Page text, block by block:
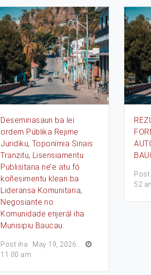
Deseminasaun ba lei
ordem Públika Rejime
Juridiku, Toponímia Sinais
Tranzitu, Lisensiamentu
Publisitaria ne’e atu fó
koñesimentu klean ba
Lideransa Komunitaria,
Negosiante no
Komunidade enjerál iha
Munisipiu Baucau.
Post iha : May 19, 2026
11 00 am
Post
52